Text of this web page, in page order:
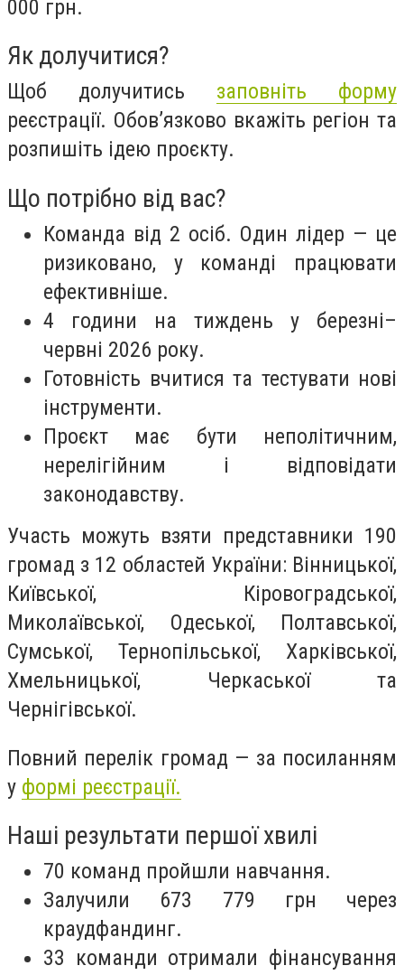
000 грн.
Як долучитися?
Щоб долучитись заповніть форму
реєстрації. Обовʼязково вкажіть регіон та
розпишіть ідею проєкту.
Що потрібно від вас?
Команда від 2 осіб. Один лідер — це
ризиковано, у команді працювати
ефективніше.
4 години на тиждень у березні–
червні 2026 року.
Готовність вчитися та тестувати нові
інструменти.
Проєкт має бути неполітичним,
нерелігійним і відповідати
законодавству.
Участь можуть взяти представники 190
громад з 12 областей України: Вінницької,
Київської, Кіровоградської,
Миколаївської, Одеської, Полтавської,
Сумської, Тернопільської, Харківської,
Хмельницької, Черкаської та
Чернігівської.
Повний перелік громад — за посиланням
у формі реєстрації.
Наші результати першої хвилі
70 команд пройшли навчання.
Залучили 673 779 грн через
краудфандинг.
33 команди отримали фінансування